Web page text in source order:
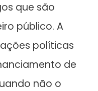
que são
público. A
políticas
de
não o